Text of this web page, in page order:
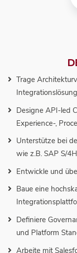
Trage
Designe API-led
Experience-,
Unterstütze bei
wie z.B. SAP S/
Entwickle und
Baue eine
Definiere
und Platform
Arbeite mit